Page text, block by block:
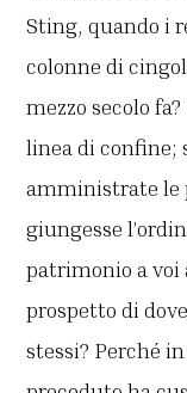
Sting, quando i
colonne di
mezzo secolo
linea di confine;
amministrate le
giungesse
patrimonio a voi
prospetto di
stessi? Perché